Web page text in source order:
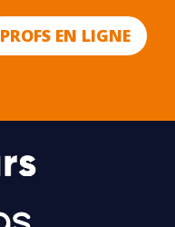
PROFS EN LIGNE